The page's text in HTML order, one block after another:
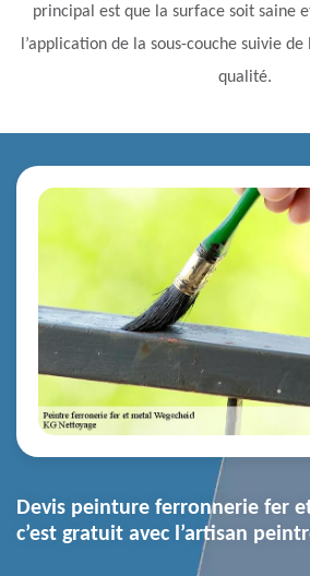
principal est que la surface soit saine
l’application de la sous-couche suivie
qualité.
Devis peinture ferronnerie fer
c’est gratuit avec l’artisan